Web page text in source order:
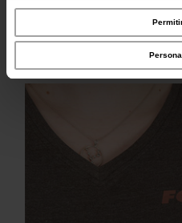
colaboradores de redes sociales,
combinarla con otra información que
recopilado a partir del uso que haya